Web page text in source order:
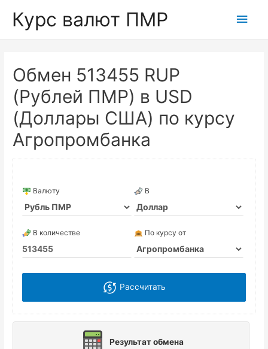
Курс валют ПМР
Обмен 513455 RUP
(Рублей ПМР) в USD
(Доллары США) по курсу
Агропромбанка
Валюту В
В количестве По курсу от
Рассчитать
Результат обмена